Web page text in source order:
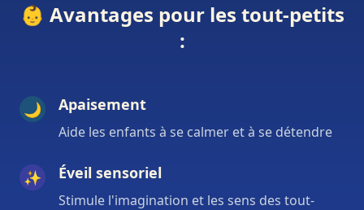
👶 Avantages pour les tout-petits
:
🌙 Apaisement
Aide les enfants à se calmer et à se détendre
✨ Éveil sensoriel
Stimule l'imagination et les sens des tout-